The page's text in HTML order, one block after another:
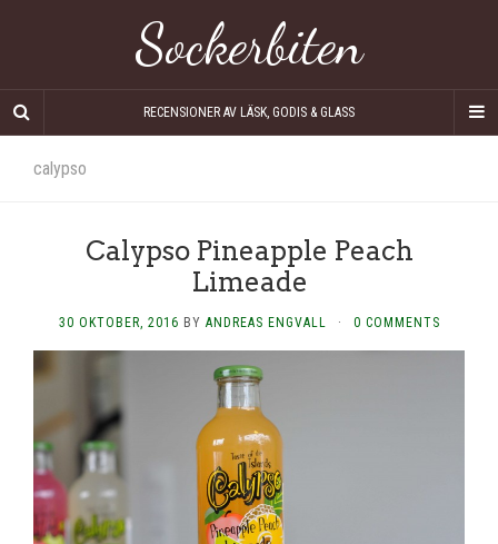
Sockerbiten
RECENSIONER AV LÄSK, GODIS & GLASS
calypso
Calypso Pineapple Peach
Limeade
30 OKTOBER, 2016 BY ANDREAS ENGVALL · 0 COMMENTS